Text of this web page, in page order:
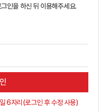
인을 하신 뒤 이용해주세요.
6자리(로그인 후 수정 사용)